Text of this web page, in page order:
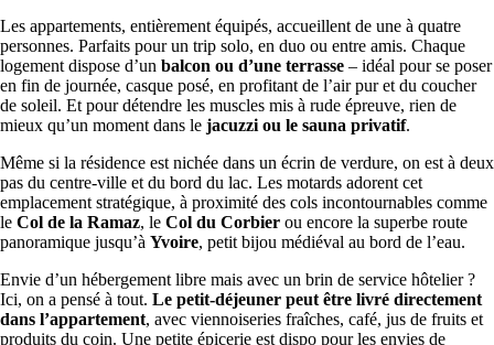
Les appartements, entièrement équipés, accueillent de une à quatre
personnes. Parfaits pour un trip solo, en duo ou entre amis. Chaque
logement dispose d’un balcon ou d’une terrasse – idéal pour se poser
en fin de journée, casque posé, en profitant de l’air pur et du coucher
de soleil. Et pour détendre les muscles mis à rude épreuve, rien de
mieux qu’un moment dans le jacuzzi ou le sauna privatif.
Même si la résidence est nichée dans un écrin de verdure, on est à deux
pas du centre-ville et du bord du lac. Les motards adorent cet
emplacement stratégique, à proximité des cols incontournables comme
le Col de la Ramaz, le Col du Corbier ou encore la superbe route
panoramique jusqu’à Yvoire, petit bijou médiéval au bord de l’eau.
Envie d’un hébergement libre mais avec un brin de service hôtelier ?
Ici, on a pensé à tout. Le petit-déjeuner peut être livré directement
dans l’appartement, avec viennoiseries fraîches, café, jus de fruits et
produits du coin. Une petite épicerie est dispo pour les envies de